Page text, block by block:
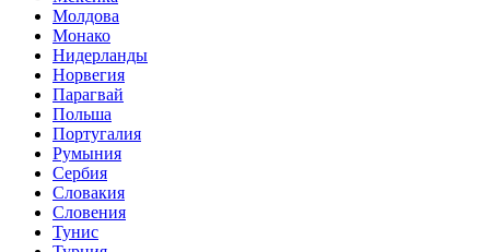
Молдова
Монако
Нидерланды
Норвегия
Парагвай
Польша
Португалия
Румыния
Сербия
Словакия
Словения
Тунис